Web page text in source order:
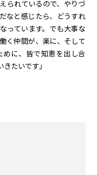
られているので、やりづ
なと感じたら、どうすれ
っています。でも大事な
く仲間が、楽に、そして
めに、皆で知恵を出し合
たいです」